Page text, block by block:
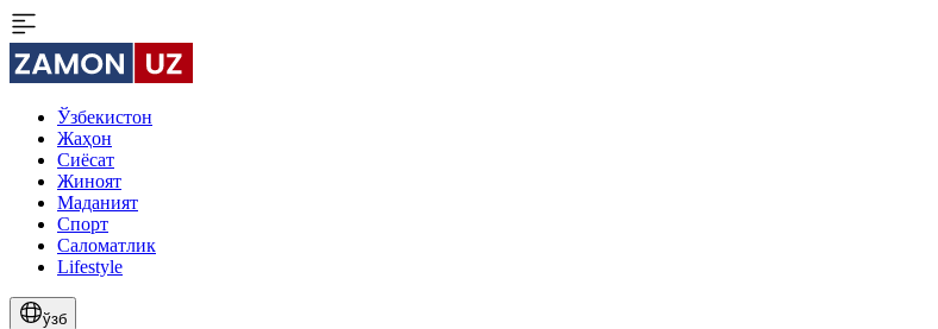
Ўзбекистон
Жаҳон
Сиёсат
Жиноят
Маданият
Спорт
Cаломатлик
Lifestyle
ўзб